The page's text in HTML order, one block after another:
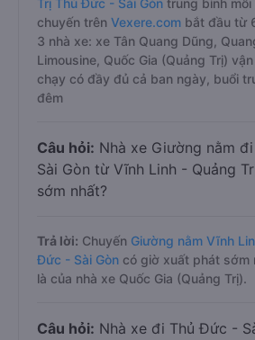
Trị Thủ Đức - Sài Gòn trung bình mỗi
chuyến trên Vexere.com bắt đầu từ
3 nhà xe: xe Tân Quang Dũng,
Limousine, Quốc Gia (Quảng Trị)
chạy có đầy đủ cả ban ngày, buổi
đêm
Câu hỏi: Nhà xe Giường nằm
Sài Gòn từ Vĩnh Linh - Quảng
sớm nhất?
Trả lời: Chuyến Giường nằm Vĩnh
Đức - Sài Gòn có giờ xuất phát sớm
là của nhà xe Quốc Gia (Quảng Trị).
Câu hỏi: Nhà xe đi Thủ Đức -